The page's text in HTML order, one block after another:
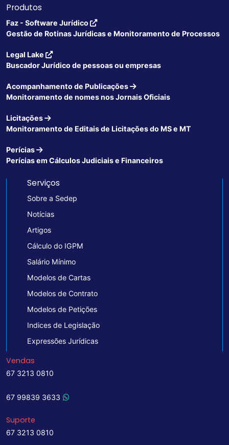
Produtos
Faz - Software Jurídico
Gestão de Rotinas Jurídicas e Monitoramento de Processos
Legal Lake
Buscador Jurídico de pessoas ou empresas
Acompanhamento de Publicações
Monitoramento de nomes nos Jornais Oficiais
Licitações
Monitoramento de Editais de Licitações do MS e MT
Perícias
Perícias em Cálculos Judiciais e Financeiros
Serviços
Sobre a Sedep
Notícias
Artigos
Cálculo do IGPM
Salário Mínimo
Modelos de Cartas
Modelos de Contrato
Modelos de Petições
Indices de Legislação
Expressões Jurídicas
Vendas
67 3213 0810
67 99839 3633
Suporte
67 3213 0810